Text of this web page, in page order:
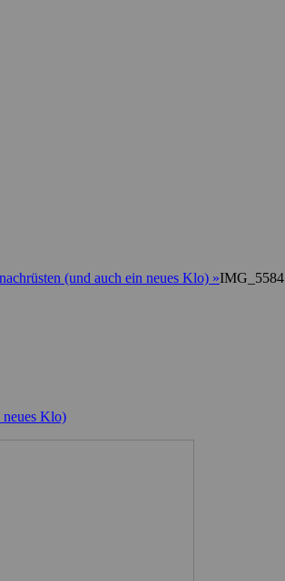
(und auch ein neues Klo) »IMG_5584
neues Klo)